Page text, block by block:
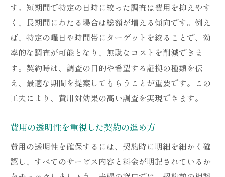
す。短期間で特定の日時に絞った調査は費用を抑えやす
く、長期間にわたる場合は総額が増える傾向です。例え
ば、特定の曜日や時間帯にターゲットを絞ることで、効
率的な調査が可能となり、無駄なコストを削減できま
す。契約時は、調査の目的や希望する証拠の種類を伝
え、最適な期間を提案してもらうことが重要です。この
工夫により、費用対効果の高い調査を実現できます。
費用の透明性を重視した契約の進め方
費用の透明性を確保するには、契約時に明細を細かく確
認し、すべてのサービス内容と料金が明記されているか